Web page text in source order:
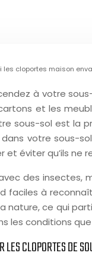
les cloportes maison
à votre
et les
sous-sol est la
votre sous-
et éviter qu’ils ne
des insectes,
faciles à
nature, ce qui
les conditions
CLOPORTES DE